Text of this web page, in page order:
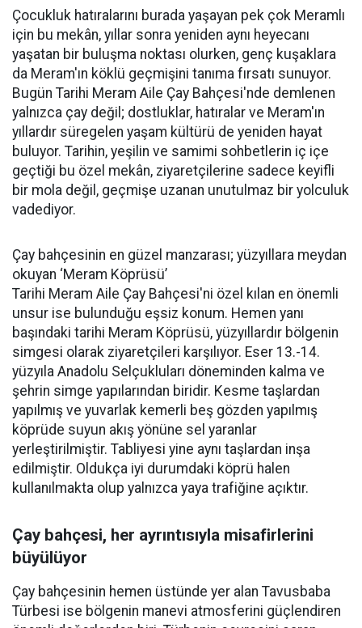
Çocukluk hatıralarını burada yaşayan pek çok Meramlı
için bu mekân, yıllar sonra yeniden aynı heyecanı
yaşatan bir buluşma noktası olurken, genç kuşaklara
da Meram'ın köklü geçmişini tanıma fırsatı sunuyor.
Bugün Tarihi Meram Aile Çay Bahçesi'nde demlenen
yalnızca çay değil; dostluklar, hatıralar ve Meram'ın
yıllardır süregelen yaşam kültürü de yeniden hayat
buluyor. Tarihin, yeşilin ve samimi sohbetlerin iç içe
geçtiği bu özel mekân, ziyaretçilerine sadece keyifli
bir mola değil, geçmişe uzanan unutulmaz bir yolculuk
vadediyor.
Çay bahçesinin en güzel manzarası; yüzyıllara meydan
okuyan ‘Meram Köprüsü’
Tarihi Meram Aile Çay Bahçesi'ni özel kılan en önemli
unsur ise bulunduğu eşsiz konum. Hemen yanı
başındaki tarihi Meram Köprüsü, yüzyıllardır bölgenin
simgesi olarak ziyaretçileri karşılıyor. Eser 13.-14.
yüzyıla Anadolu Selçukluları döneminden kalma ve
şehrin simge yapılarından biridir. Kesme taşlardan
yapılmış ve yuvarlak kemerli beş gözden yapılmış
köprüde suyun akış yönüne sel yaranlar
yerleştirilmiştir. Tabliyesi yine aynı taşlardan inşa
edilmiştir. Oldukça iyi durumdaki köprü halen
kullanılmakta olup yalnızca yaya trafiğine açıktır.
Çay bahçesi, her ayrıntısıyla misafirlerini
büyülüyor
Çay bahçesinin hemen üstünde yer alan Tavusbaba
Türbesi ise bölgenin manevi atmosferini güçlendiren